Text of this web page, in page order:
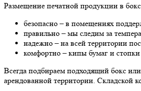
Размещение печатной продукции в
безопасно – в помещениях
правильно – мы следим за
надежно – на всей территории
комфортно – кипы бумаг и
Всегда подбираем подходящий бокс
арендованной территории. Складской